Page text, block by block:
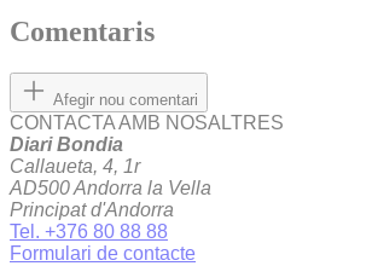
Comentaris
Afegir nou comentari
CONTACTA AMB NOSALTRES
Diari Bondia
Callaueta, 4, 1r
AD500 Andorra la Vella
Principat d'Andorra
Tel. +376 80 88 88
Formulari de contacte